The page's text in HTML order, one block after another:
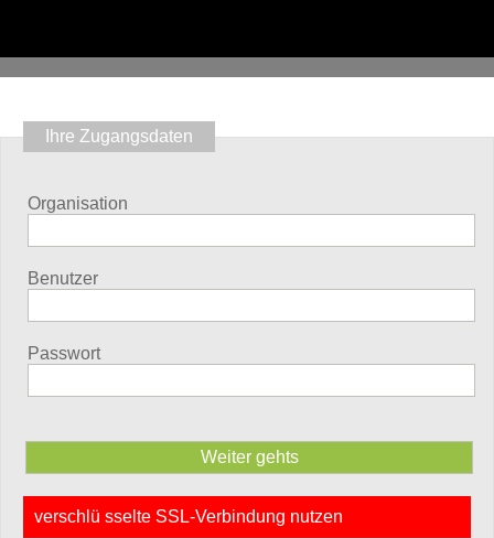
Ihre Zugangsdaten
Organisation
Benutzer
Passwort
verschlü sselte SSL-Verbindung nutzen